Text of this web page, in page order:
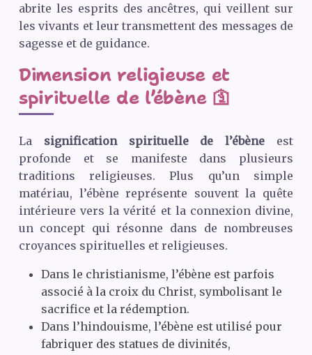
abrite les esprits des ancêtres, qui veillent sur
les vivants et leur transmettent des messages de
sagesse et de guidance.
Dimension religieuse et
spirituelle de l’ébène 🛐
La signification spirituelle de l’ébène est
profonde et se manifeste dans plusieurs
traditions religieuses. Plus qu’un simple
matériau, l’ébène représente souvent la quête
intérieure vers la vérité et la connexion divine,
un concept qui résonne dans de nombreuses
croyances spirituelles et religieuses.
Dans le christianisme, l’ébène est parfois
associé à la croix du Christ, symbolisant le
sacrifice et la rédemption.
Dans l’hindouisme, l’ébène est utilisé pour
fabriquer des statues de divinités,